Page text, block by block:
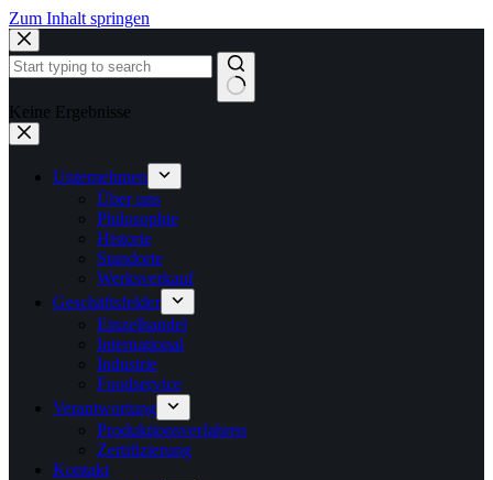
Zum Inhalt springen
Keine Ergebnisse
Unternehmen
Über uns
Philosophie
Historie
Standorte
Werksverkauf
Geschäftsfelder
Einzelhandel
International
Industrie
Foodservice
Verantwortung
Produktionsverfahren
Zertifizierung
Kontakt